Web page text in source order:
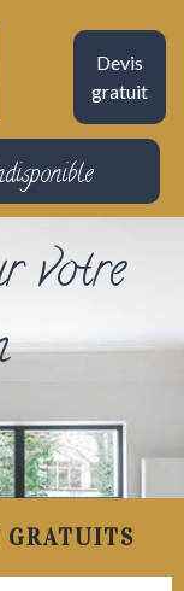
Devis
gratuit
votre
GRATUITS